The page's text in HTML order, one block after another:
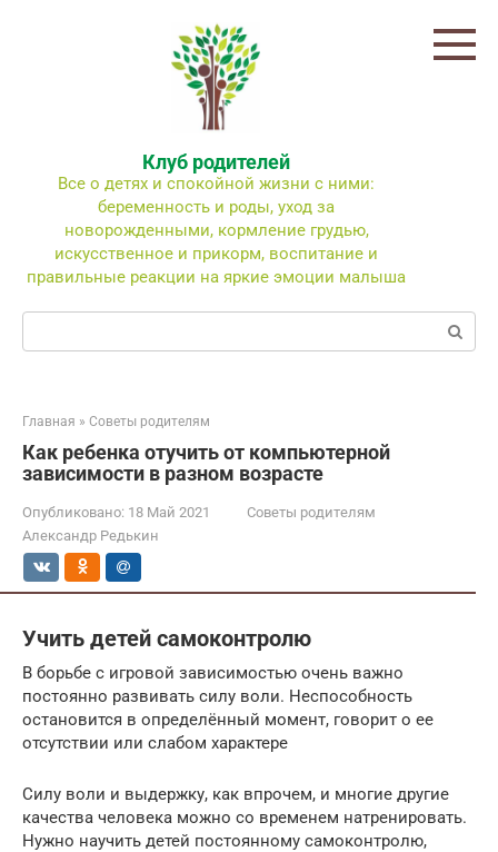
Клуб родителей
Все о детях и спокойной жизни с ними:
беременность и роды, уход за
новорожденными, кормление грудью,
искусственное и прикорм, воспитание и
правильные реакции на яркие эмоции малыша
Поиск:
Главная » Советы родителям
Как ребенка отучить от компьютерной
зависимости в разном возрасте
Опубликовано: 18 Май 2021
Советы родителям
Александр Редькин
Учить детей самоконтролю
В борьбе с игровой зависимостью очень важно
постоянно развивать силу воли. Неспособность
остановится в определённый момент, говорит о ее
отсутствии или слабом характере
Силу воли и выдержку, как впрочем, и многие другие
качества человека можно со временем натренировать.
Нужно научить детей постоянному самоконтролю,